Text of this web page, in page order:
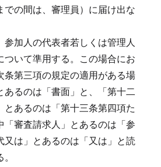
での間は、審理員）に届け出な
参加人の代表者若しくは管理人
いて準用する。 この場合にお
条第三項の規定の適用がある場
あるのは「書面」と、「第十二
とあるのは「第十三条第四項た
「審査請求人」とあるのは「参
又は」とあるのは「又は」と読